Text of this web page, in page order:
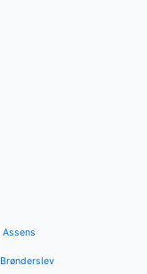
Assens
Brønderslev